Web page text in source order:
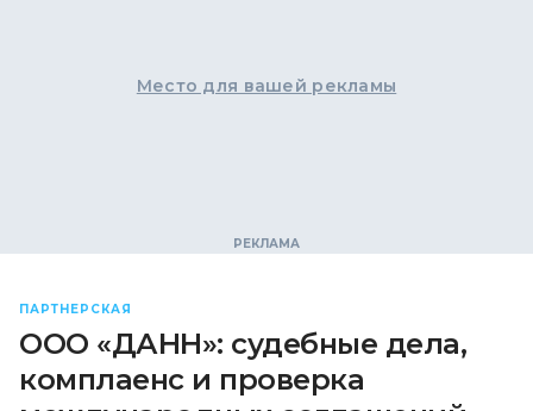
Место для вашей рекламы
ПАРТНЕРСКАЯ
ООО «ДАНН»: судебные дела,
комплаенс и проверка